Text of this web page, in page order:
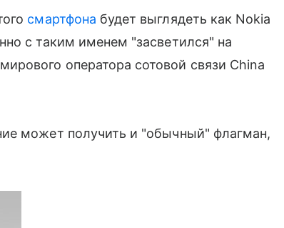
смартфона будет выглядеть как Nokia
с таким именем "засветился" на
оператора сотовой связи China
может получить и "обычный" флагман,